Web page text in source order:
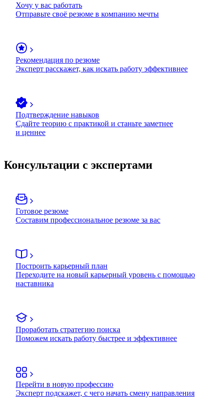
Хочу у вас работать
Отправьте своё резюме в компанию мечты
Рекомендация по резюме
Эксперт расскажет, как искать работу эффективнее
Подтверждение навыков
Сдайте теорию с практикой и станьте заметнее
и ценнее
Консультации с экспертами
Готовое резюме
Составим профессиональное резюме за вас
Построить карьерный план
Переходите на новый карьерный уровень с помощью
наставника
Проработать стратегию поиска
Поможем искать работу быстрее и эффективнее
Перейти в новую профессию
Эксперт подскажет, с чего начать смену направления